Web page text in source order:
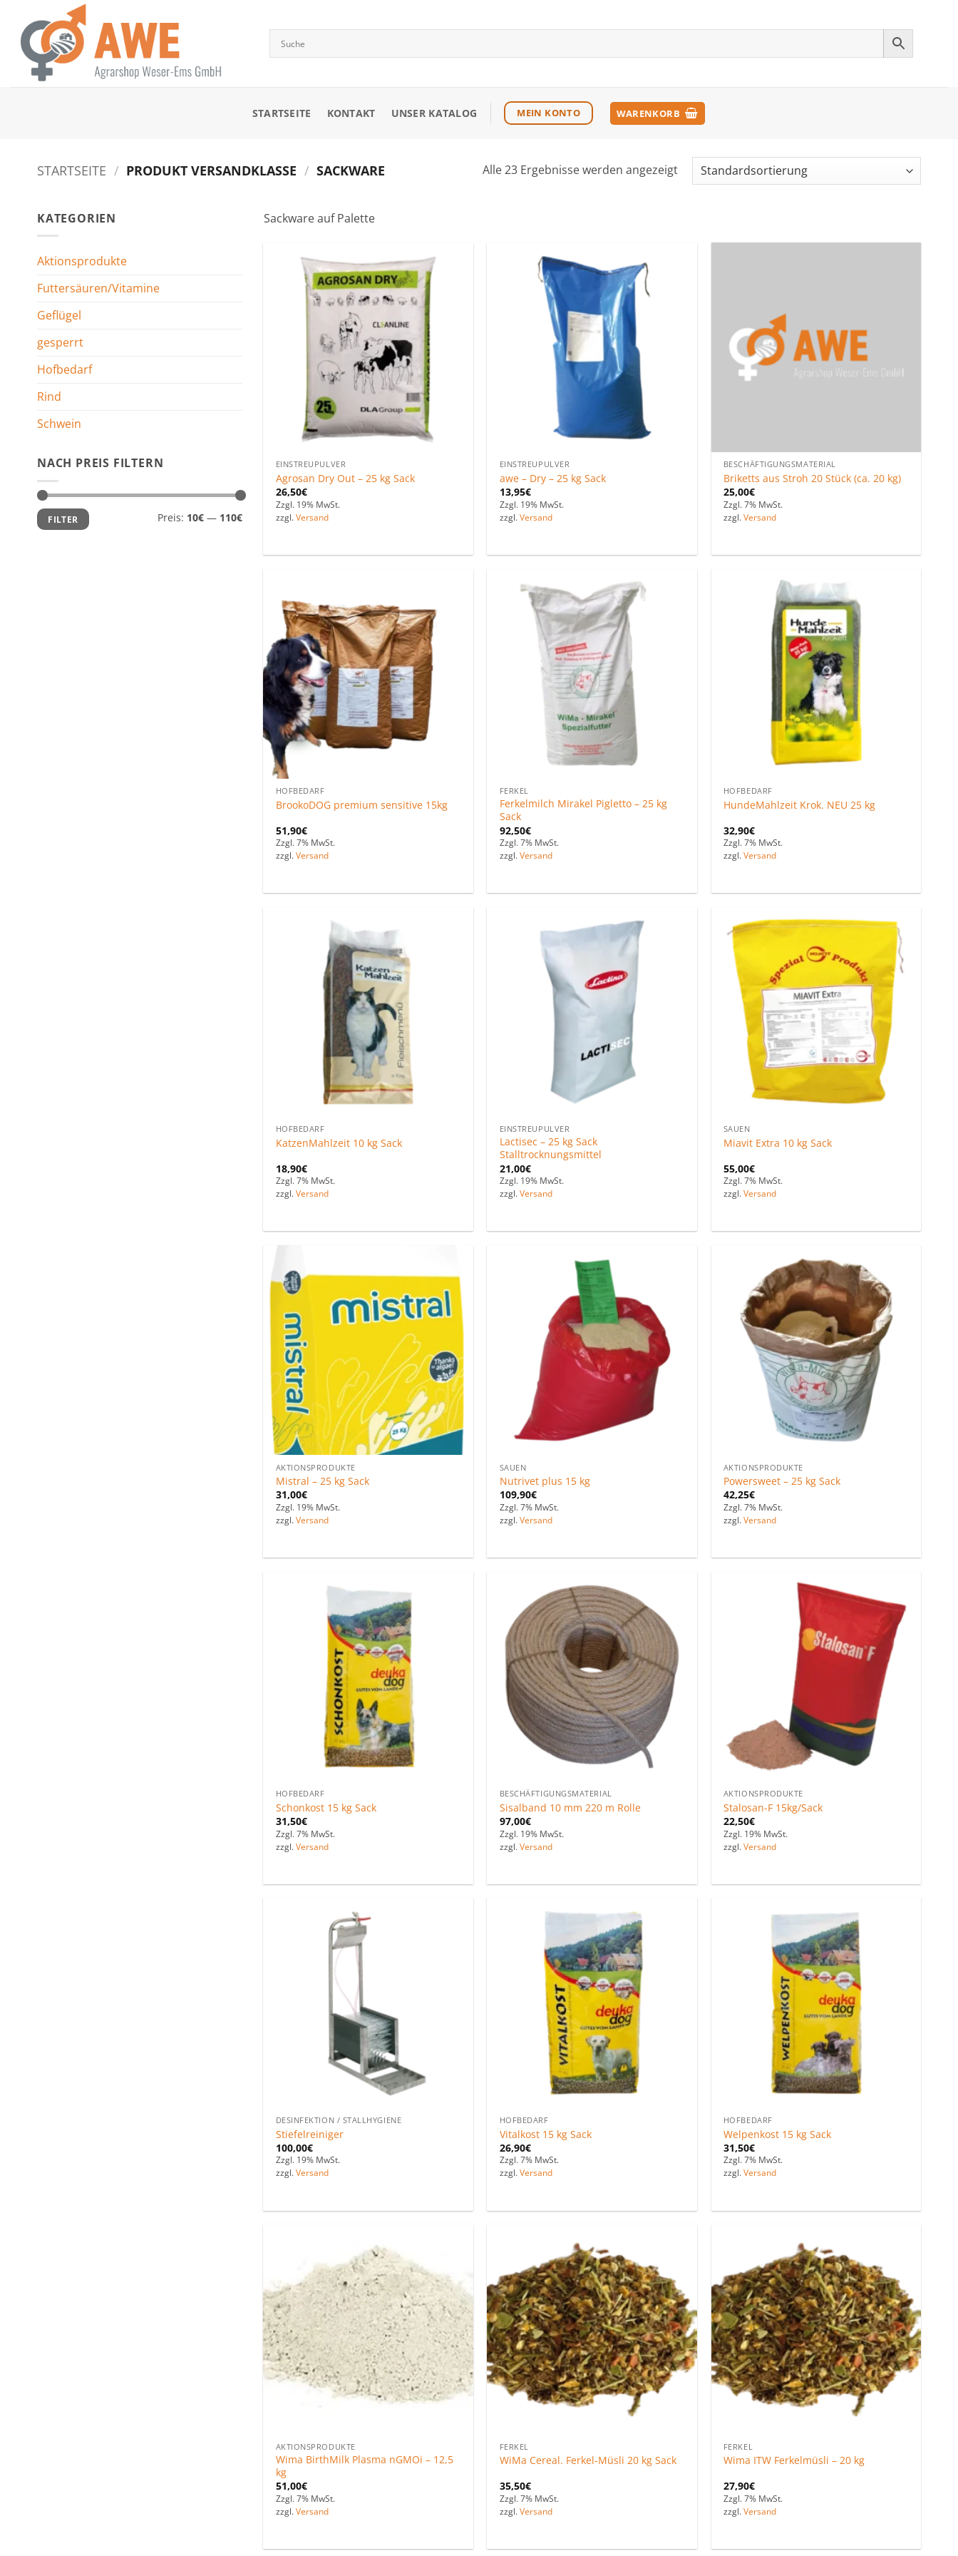
Inhalt
springen
STARTSEITE KONTAKT UNSER KATALOG MEIN KONTO WARENKORB
STARTSEITE / PRODUKT VERSANDKLASSE / SACKWARE Alle 23 Ergebnisse werden angezeigt
KATEGORIEN
Aktionsprodukte
Futtersäuren/Vitamine
Geflügel
gesperrt
Hofbedarf
Rind
Schwein
NACH PREIS FILTERN
Min.
Preis
Max.
Preis
FILTER Preis: 10€— 110€
Sackware auf Palette
Zu den
Favoriten
hinzufügen
EINSTREUPULVER
Agrosan Dry Out – 25 kg Sack
26,50€
Zzgl. 19% MwSt.
zzgl. Versand
Favoriten
EINSTREUPULVER
awe – Dry – 25 kg Sack
13,95€
Zzgl. 19% MwSt.
zzgl. Versand
BESCHÄFTIGUNGSMATERIAL
Briketts aus Stroh 20 Stück (ca. 20 kg)
25,00€
Zzgl. 7% MwSt.
zzgl. Versand
Zu den
Favoriten
hinzufügen
HOFBEDARF
BrookoDOG premium sensitive 15kg
51,90€
Zzgl. 7% MwSt.
zzgl. Versand
FERKEL
Ferkelmilch Mirakel Pigletto – 25 kg
Sack
92,50€
Zzgl. 7% MwSt.
zzgl. Versand
HOFBEDARF
HundeMahlzeit Krok. NEU 25 kg
32,90€
Zzgl. 7% MwSt.
zzgl. Versand
HOFBEDARF
KatzenMahlzeit 10 kg Sack
18,90€
Zzgl. 7% MwSt.
zzgl. Versand
EINSTREUPULVER
Lactisec – 25 kg Sack
Stalltrocknungsmittel
21,00€
Zzgl. 19% MwSt.
zzgl. Versand
Zu den
Favoriten
hinzufügen
SAUEN
Miavit Extra 10 kg Sack
55,00€
Zzgl. 7% MwSt.
zzgl. Versand
Favoriten
hinzufügen
AKTIONSPRODUKTE
Mistral – 25 kg Sack
31,00€
Zzgl. 19% MwSt.
zzgl. Versand
hinzufügen
SAUEN
Nutrivet plus 15 kg
109,90€
Zzgl. 7% MwSt.
zzgl. Versand
Zu den
Favoriten
hinzufügen
AKTIONSPRODUKTE
Powersweet – 25 kg Sack
42,25€
Zzgl. 7% MwSt.
zzgl. Versand
HOFBEDARF
Schonkost 15 kg Sack
31,50€
Zzgl. 7% MwSt.
zzgl. Versand
Zu den
Favoriten
hinzufügen
BESCHÄFTIGUNGSMATERIAL
Sisalband 10 mm 220 m Rolle
97,00€
Zzgl. 19% MwSt.
zzgl. Versand
Favoriten
hinzufügen
AKTIONSPRODUKTE
Stalosan-F 15kg/Sack
22,50€
Zzgl. 19% MwSt.
zzgl. Versand
DESINFEKTION / STALLHYGIENE
Stiefelreiniger
100,00€
Zzgl. 19% MwSt.
zzgl. Versand
hinzufügen
HOFBEDARF
Vitalkost 15 kg Sack
26,90€
Zzgl. 7% MwSt.
zzgl. Versand
HOFBEDARF
Welpenkost 15 kg Sack
31,50€
Zzgl. 7% MwSt.
zzgl. Versand
Favoriten
hinzufügen
AKTIONSPRODUKTE
Wima BirthMilk Plasma nGMOi – 12,5
kg
51,00€
Zzgl. 7% MwSt.
zzgl. Versand
Zu den
Favoriten
hinzufügen
FERKEL
WiMa Cereal. Ferkel-Müsli 20 kg Sack
35,50€
Zzgl. 7% MwSt.
zzgl. Versand
Zu den
Favoriten
hinzufügen
FERKEL
Wima ITW Ferkelmüsli – 20 kg
27,90€
Zzgl. 7% MwSt.
zzgl. Versand